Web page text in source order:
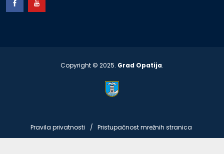
Copyright © 2025. Grad Opatija.
Pravila privatnosti Pristupačnost mrežnih stranica